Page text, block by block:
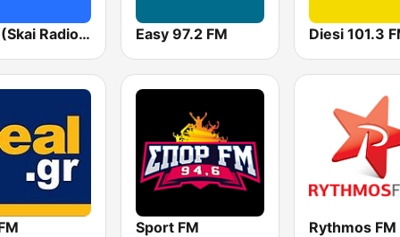
ΣΚΑΪ (Skai Radio 100.3) Easy 97.2 FM Diesi 101.3
Sport FM